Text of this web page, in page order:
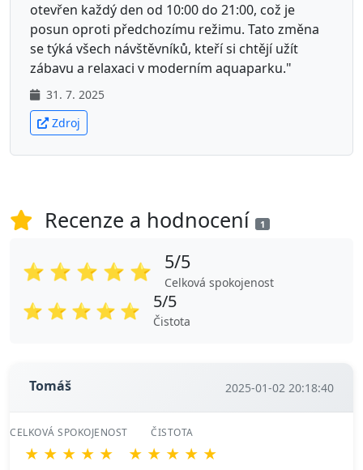
otevřen každý den od 10:00 do 21:00, což je
posun oproti předchozímu režimu. Tato změna
se týká všech návštěvníků, kteří si chtějí užít
zábavu a relaxaci v moderním aquaparku."
31. 7. 2025
Zdroj
Recenze a hodnocení 1
⭐ ⭐ ⭐ ⭐ ⭐ 5/5
Celková spokojenost
⭐ ⭐ ⭐ ⭐ ⭐ 5/5
Čistota
Tomáš 2025-01-02 20:18:40
CELKOVÁ SPOKOJENOST
★ ★ ★ ★ ★
ČISTOTA
★ ★ ★ ★ ★